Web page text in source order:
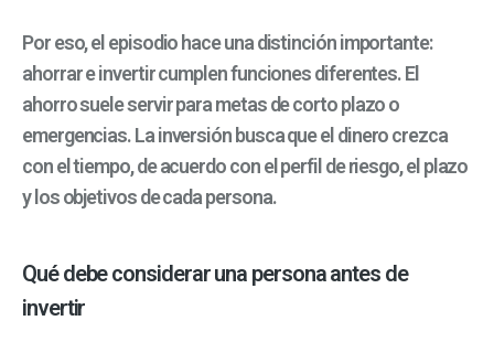
Por eso, el episodio hace una distinción importante:
ahorrar e invertir cumplen funciones diferentes. El
ahorro suele servir para metas de corto plazo o
emergencias. La inversión busca que el dinero crezca
con el tiempo, de acuerdo con el perfil de riesgo, el plazo
y los objetivos de cada persona.
Qué debe considerar una persona antes de
invertir